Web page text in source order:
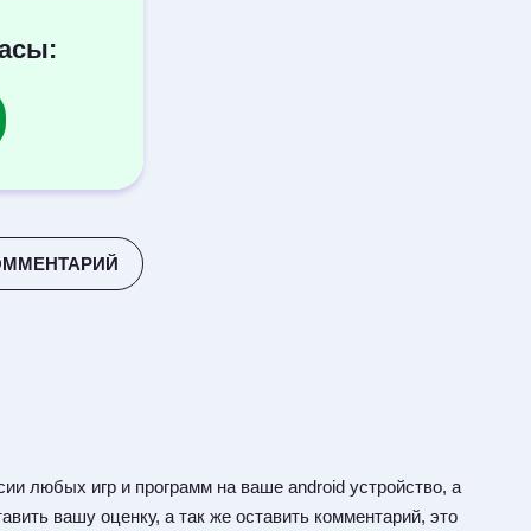
любых игр и программ на ваше android устройство, а
вашу оценку, а так же оставить комментарий, это